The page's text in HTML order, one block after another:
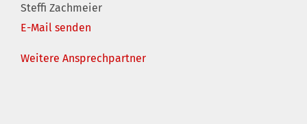
Steffi Zachmeier
E-Mail senden
Weitere Ansprechpartner